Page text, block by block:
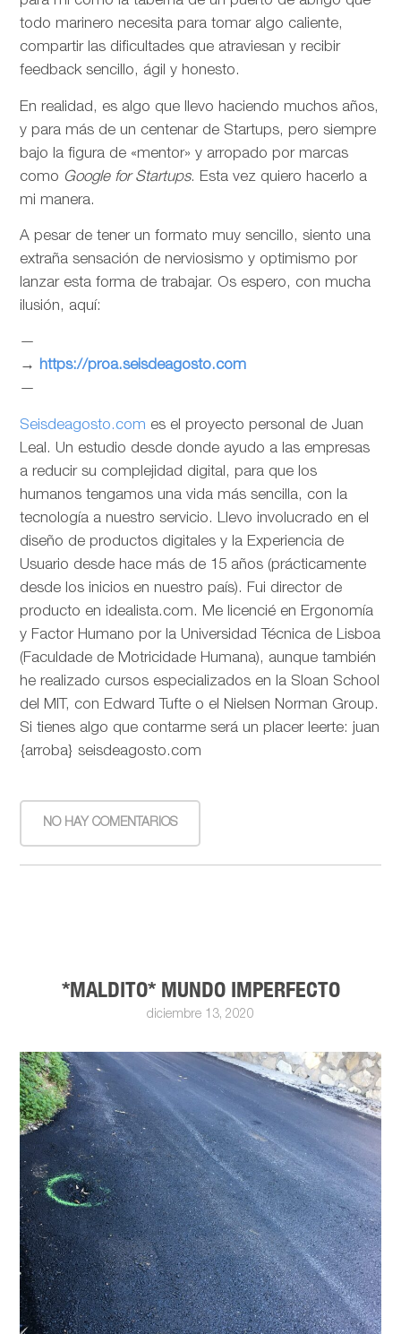
todo marinero necesita para tomar algo caliente,
compartir las dificultades que atraviesan y recibir
feedback sencillo, ágil y honesto.
En realidad, es algo que llevo haciendo muchos años,
y para más de un centenar de Startups, pero siempre
bajo la figura de «mentor» y arropado por marcas
como Google for Startups. Esta vez quiero hacerlo a
mi manera.
A pesar de tener un formato muy sencillo, siento una
extraña sensación de nerviosismo y optimismo por
lanzar esta forma de trabajar. Os espero, con mucha
ilusión, aquí:
—
→ https://proa.seisdeagosto.com
—
Seisdeagosto.com es el proyecto personal de Juan
Leal. Un estudio desde donde ayudo a las empresas
a reducir su complejidad digital, para que los
humanos tengamos una vida más sencilla, con la
tecnología a nuestro servicio. Llevo involucrado en el
diseño de productos digitales y la Experiencia de
Usuario desde hace más de 15 años (prácticamente
desde los inicios en nuestro país). Fui director de
producto en idealista.com. Me licencié en Ergonomía
y Factor Humano por la Universidad Técnica de Lisboa
(Faculdade de Motricidade Humana), aunque también
he realizado cursos especializados en la Sloan School
del MIT, con Edward Tufte o el Nielsen Norman Group.
Si tienes algo que contarme será un placer leerte: juan
{arroba} seisdeagosto.com
NO HAY COMENTARIOS
*MALDITO* MUNDO IMPERFECTO
diciembre 13, 2020